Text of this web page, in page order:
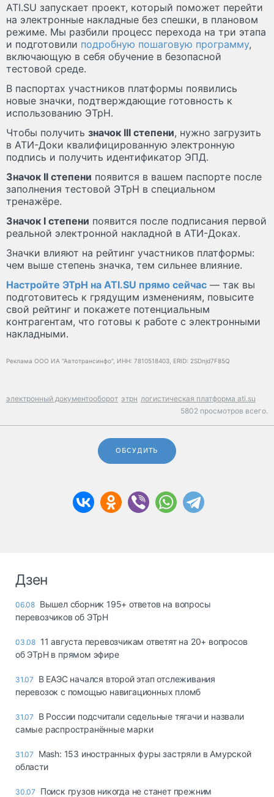
ATI.SU запускает проект, который поможет перейти
на электронные накладные без спешки, в плановом
режиме. Мы разбили процесс перехода на три этапа
и подготовили подробную пошаговую программу,
включающую в себя обучение в безопасной
тестовой среде.
В паспортах участников платформы появились
новые значки, подтверждающие готовность к
использованию ЭТрН.
Чтобы получить значок III степени, нужно загрузить
в АТИ-Доки квалифицированную электронную
подпись и получить идентификатор ЭПД.
Значок II степени появится в вашем паспорте после
заполнения тестовой ЭТрН в специальном
тренажёре.
Значок I степени появится после подписания первой
реальной электронной накладной в АТИ-Доках.
Значки влияют на рейтинг участников платформы:
чем выше степень значка, тем сильнее влияние.
Настройте ЭТрН на ATI.SU прямо сейчас — так вы
подготовитесь к грядущим изменениям, повысите
свой рейтинг и покажете потенциальным
контрагентам, что готовы к работе с электронными
накладными.
Реклама ООО ИА "Автотрансинфо", ИНН: 7810518403, ERID: 2SDnjd7F85Q
электронный документооборот этрн логистическая платформа ati.su
5802 просмотров всего.
ОБСУДИТЬ
Дзен
06.08 Вышел сборник 195+ ответов на вопросы
перевозчиков об ЭТрН
03.08 11 августа перевозчикам ответят на 20+ вопросов
об ЭТрН в прямом эфире
31.07
В ЕАЭС начался второй этап отслеживания
перевозок с помощью навигационных пломб
31.07
В России подсчитали седельные тягачи и назвали
самые распространённые марки
31.07
Mash: 153 иностранных фуры застряли в Амурской
области
30.07 Поиск грузов никогда не станет прежним